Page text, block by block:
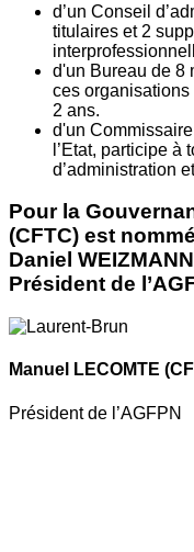
d’un Conseil
titulaires et 2
d'un Bureau de 8
ces
2 ans.
d'un
l’Etat, participe à
d’administration
Pour la
(CFTC) est
Daniel
Président de
Manuel LECOMTE
Président de l’AGFPN